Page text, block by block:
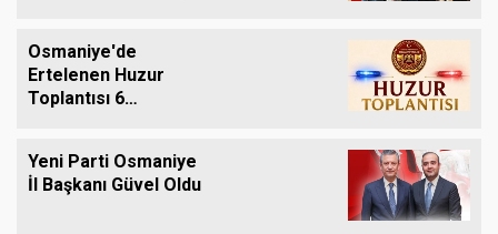
Osmaniye'de
Ertelenen Huzur
Toplantısı 6
Yeni Parti Osmaniye
İl Başkanı Güvel Oldu